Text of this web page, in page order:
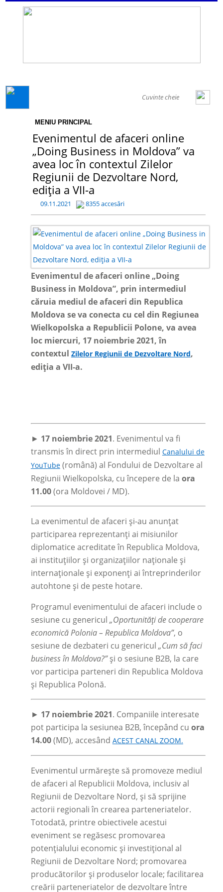
MENIU PRINCIPAL
Evenimentul de afaceri online
„Doing Business in Moldova” va
avea loc în contextul Zilelor
Regiunii de Dezvoltare Nord,
ediția a VII-a
09.11.2021 8355 accesări
Evenimentul de afaceri online „Doing
Business in Moldova”, prin intermediul
căruia mediul de afaceri din Republica
Moldova se va conecta cu cel din Regiunea
Wielkopolska a Republicii Polone, va avea
loc miercuri, 17 noiembrie 2021, în
contextul Zilelor Regiunii de Dezvoltare Nord,
ediția a VII-a.
► 17 noiembrie 2021. Evenimentul va fi
transmis în direct prin intermediul Canalului de
YouTube(română) al Fondului de Dezvoltare al
Regiunii Wielkopolska, cu începere de la ora
11.00(ora Moldovei / MD).
La evenimentul de afaceri și-au anunțat
participarea reprezentanți ai misiunilor
diplomatice acreditate în Republica Moldova,
ai instituțiilor și organizațiilor naționale și
internaționale și exponenți ai întreprinderilor
autohtone și de peste hotare.
Programul evenimentului de afaceri include o
sesiune cu genericul „Oportunități de cooperare
economică Polonia– Republica Moldova”, o
sesiune de dezbateri cu genericul „Cum să faci
business în Moldova?”și o sesiune B2B, la care
vor participa parteneri din Republica Moldova
și Republica Polonă.
► 17 noiembrie 2021. Companiile interesate
pot participa la sesiunea B2B, începând cu ora
14.00(MD), accesând ACEST CANAL ZOOM.
Evenimentul urmărește să promoveze mediul
de afaceri al Republicii Moldova, inclusiv al
Regiunii de Dezvoltare Nord, și să sprijine
actorii regionali în crearea parteneriatelor.
Totodată, printre obiectivele acestui
eveniment se regăsesc promovarea
potențialului economic și investițional al
Regiunii de Dezvoltare Nord; promovarea
producătorilor și produselor locale; facilitarea
creării parteneriatelor de dezvoltare între